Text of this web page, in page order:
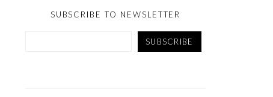
SUBSCRIBE TO NEWSLETTER